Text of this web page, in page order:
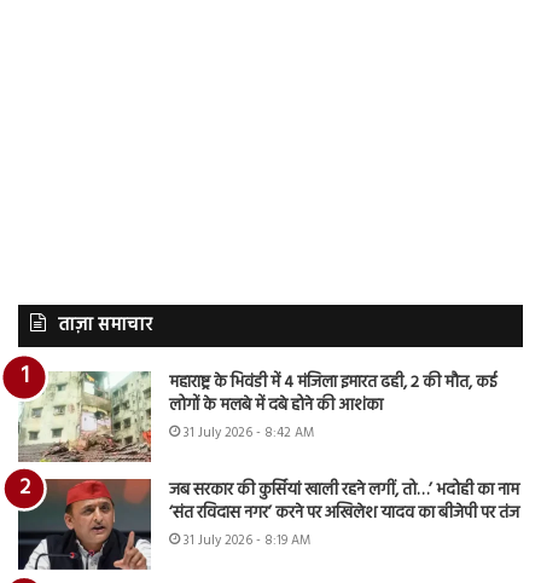
ताज़ा समाचार
महाराष्ट्र के भिवंडी में 4 मंजिला इमारत ढही, 2 की मौत, कई
लोगों के मलबे में दबे होने की आशंका
31 July 2026 - 8:42 AM
जब सरकार की कुर्सियां खाली रहने लगीं, तो…’ भदोही का नाम
‘संत रविदास नगर’ करने पर अखिलेश यादव का बीजेपी पर तंज
31 July 2026 - 8:19 AM